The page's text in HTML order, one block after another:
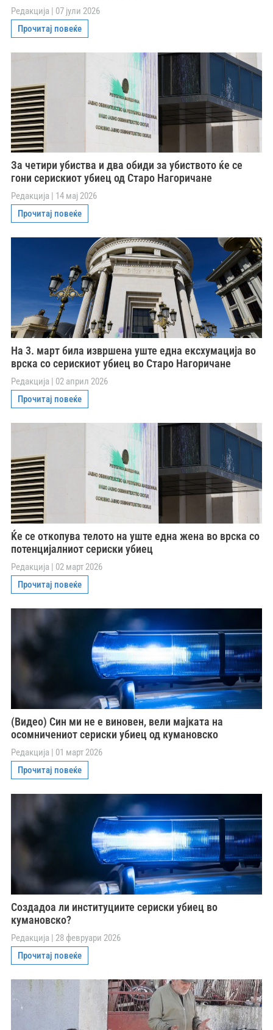
Редакција
07 јули 2026
Прочитај повеќе
За четири убиства и два обиди за убиството ќе се
гони серискиот убиец од Старо Нагоричане
Редакција
14 мај 2026
Прочитај повеќе
На 3. март била извршена уште една ексхумација во
врска со серискиот убиец во Старо Нагоричане
Редакција
02 април 2026
Прочитај повеќе
Ќе се откопува телото на уште една жена во врска со
потенцијалниот сериски убиец
Редакција
02 март 2026
Прочитај повеќе
(Видео) Син ми не е виновен, вели мајката на
осомничениот сериски убиец од кумановско
Редакција
01 март 2026
Прочитај повеќе
Создадоа ли институциите сериски убиец во
кумановско?
Редакција
28 февруари 2026
Прочитај повеќе